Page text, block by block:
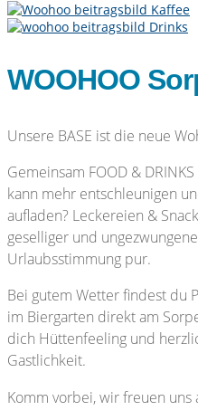
WOOHOO
Unsere BASE ist die neue
Gemeinsam FOOD &
kann mehr entschleunigen
aufladen? Leckereien &
geselliger und
Urlaubsstimmung pur.
Bei gutem Wetter findest du
im Biergarten direkt am
dich Hüttenfeeling und
Gastlichkeit.
Komm vorbei, wir freuen uns